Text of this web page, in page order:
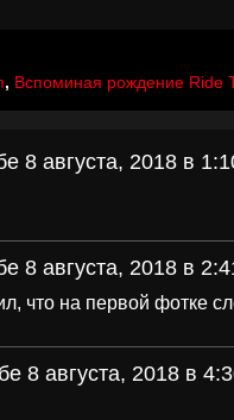
, Вспоминая рождение Ride
8 августа, 2018 в
8 августа, 2018 в
что на первой фотке
8 августа, 2018 в